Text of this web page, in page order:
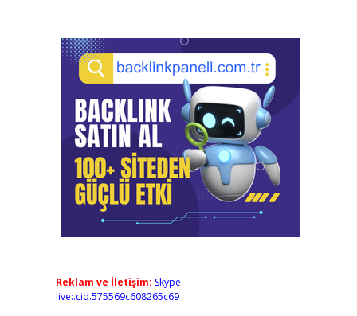
Reklam ve İletişim: Skype:
live:.cid.575569c608265c69